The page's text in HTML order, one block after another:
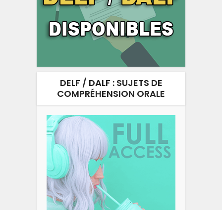
DELF / DALF : SUJETS DE
COMPRÉHENSION ORALE